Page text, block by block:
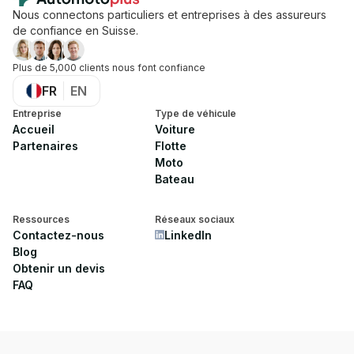
Nous connectons particuliers et entreprises à des assureurs
de confiance en Suisse.
Plus de 5,000 clients nous font confiance
FR EN
Entreprise
Accueil
Partenaires
Type de véhicule
Voiture
Flotte
Moto
Bateau
Ressources
Contactez-nous
Blog
Obtenir un devis
FAQ
Réseaux sociaux
LinkedIn